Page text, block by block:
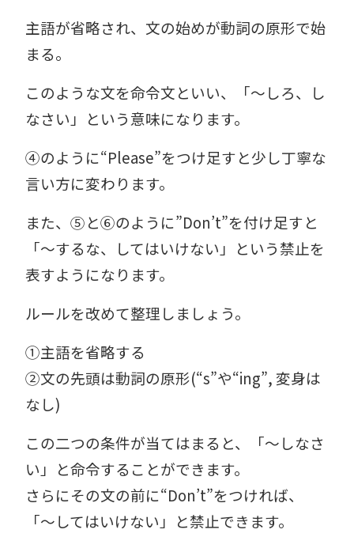
主語が省略され、文の始めが動詞の原形で始
まる。
このような文を命令文といい、「～しろ、し
なさい」という意味になります。
④のように“Please”をつけ足すと少し丁寧な
言い方に変わります。
また、⑤と⑥のように”Don’t”を付け足すと
「～するな、してはいけない」という禁止を
表すようになります。
ルールを改めて整理しましょう。
①主語を省略する
②文の先頭は動詞の原形(“s”や“ing”, 変身は
なし)
この二つの条件が当てはまると、「～しなさ
い」と命令することができます。
さらにその文の前に“Don’t”をつければ、
「～してはいけない」と禁止できます。